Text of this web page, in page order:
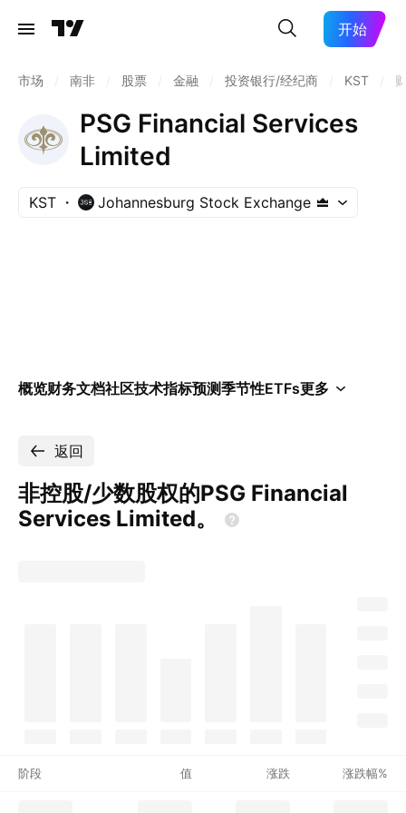
开始
市场 南非 股票 金融 投资银行/经纪商 KST
PSG Financial Services
Limited
KST Johannesburg Stock Exchange
概览财务文档社区技术指标预测季节性ETFs更多
返回
非控股/少数股权的PSG Financial
Services Limited。
阶段 值 涨跌 涨跌幅%